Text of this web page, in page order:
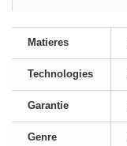
Matieres
Technologies
Garantie
Genre